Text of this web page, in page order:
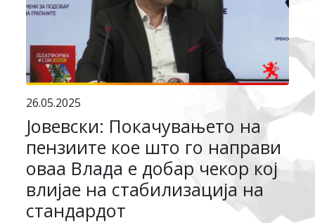
26.05.2025
Јовевски: Покачувањето на
пензиите кое што го направи
оваа Влада е добар чекор кој
влијае на стабилизација на
стандардот